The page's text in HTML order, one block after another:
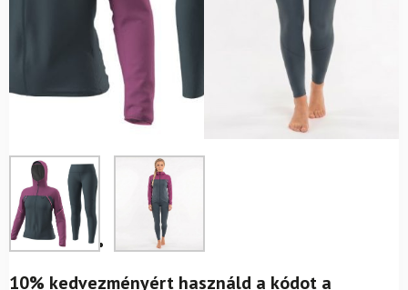
10% kedvezményért használd a kódot a